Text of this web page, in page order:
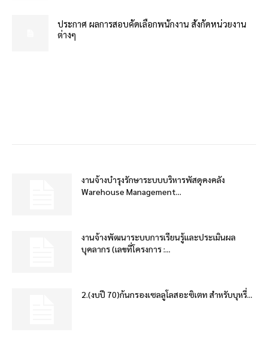
ประกาศ ผลการสอบคัดเลือกพนักงาน สังกัดหน่วยงาน
ต่างๆ
งานจ้างบำรุงรักษาระบบบริหารพัสดุคงคลัง
Warehouse Management...
งานจ้างพัฒนาระบบการเรียนรู้และประเมินผล
บุคลากร (เลขที่โครงการ :...
2.(งบปี 70)ก้นกรองเซลลูโลสอะซิเตท สำหรับบุหรี่...